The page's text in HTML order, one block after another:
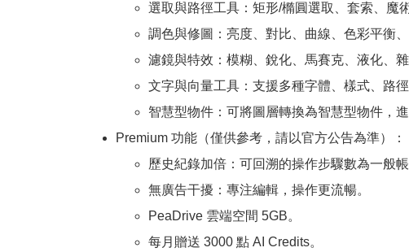
選取與路徑工具：矩形/橢圓選取、套索、魔
調色與修圖：亮度、對比、曲線、色彩平衡
濾鏡與特效：模糊、銳化、馬賽克、液化、
文字與向量工具：支援多種字體、樣式、路
智慧型物件：可將圖層轉換為智慧型物件，
Premium 功能（僅供參考，請以官方公告為準）：
歷史紀錄加倍：可回溯的操作步驟數為一般帳
無廣告干擾：專注編輯，操作更流暢。
PeaDrive 雲端空間 5GB。
每月贈送 3000 點 AI Credits。